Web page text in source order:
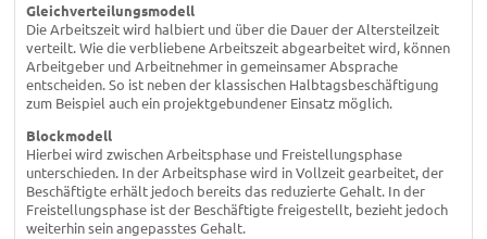
Gleichverteilungsmodell
Die Arbeitszeit wird halbiert und über die Dauer der Altersteilzeit
verteilt. Wie die verbliebene Arbeitszeit abgearbeitet wird, können
Arbeitgeber und Arbeitnehmer in gemeinsamer Absprache
entscheiden. So ist neben der klassischen Halbtagsbeschäftigung
zum Beispiel auch ein projektgebundener Einsatz möglich.
Blockmodell
Hierbei wird zwischen Arbeitsphase und Freistellungsphase
unterschieden. In der Arbeitsphase wird in Vollzeit gearbeitet, der
Beschäftigte erhält jedoch bereits das reduzierte Gehalt. In der
Freistellungsphase ist der Beschäftigte freigestellt, bezieht jedoch
weiterhin sein angepasstes Gehalt.